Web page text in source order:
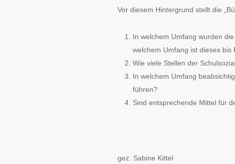
Vor diesem Hintergrund stellt die
In welchem Umfang wurden
welchem Umfang ist dieses bis
Wie viele Stellen der
In welchem Umfang
führen?
Sind entsprechende Mittel für
gez. Sabine Kittel